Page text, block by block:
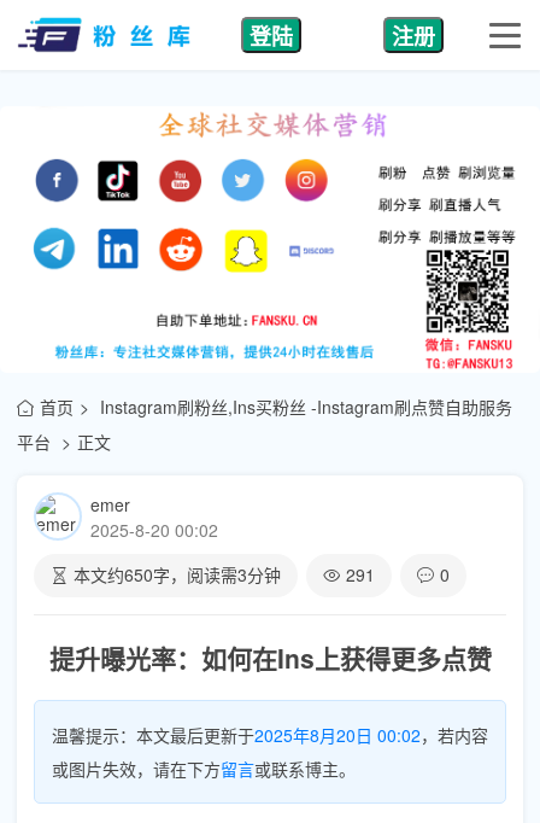
登陆 注册
首页
Instagram刷粉丝,Ins买粉丝 -Instagram刷点赞自助服务
平台
正文
emer
2025-8-20 00:02
本文约650字，阅读需3分钟 291 0
提升曝光率：如何在Ins上获得更多点赞
温馨提示：本文最后更新于2025年8月20日 00:02，若内容
或图片失效，请在下方留言或联系博主。